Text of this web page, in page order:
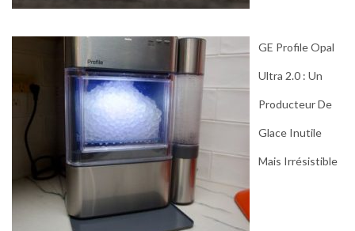
GE Profile Opal
Ultra 2.0 : Un
Producteur De
Glace Inutile
Mais Irrésistible